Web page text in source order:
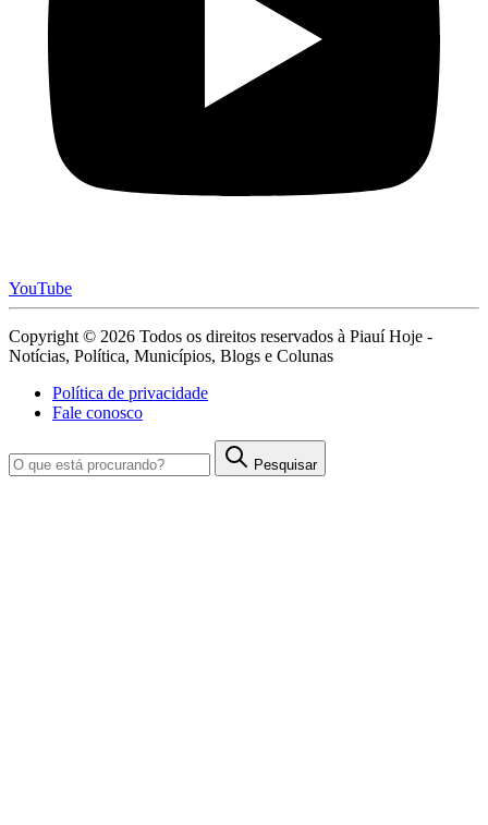
YouTube
Copyright © 2026 Todos os direitos reservados à Piauí Hoje -
Notícias, Política, Municípios, Blogs e Colunas
Política de privacidade
Fale conosco
Pesquisar